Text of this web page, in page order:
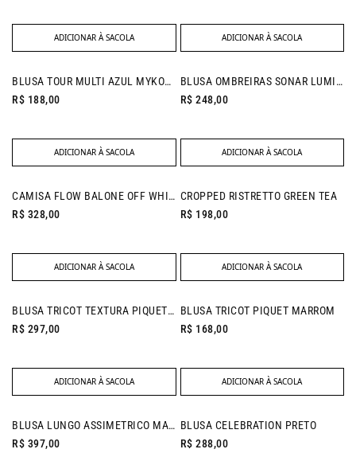
ADICIONAR À SACOLA ADICIONAR À SACOLA
NEW IN
BLUSA TOUR MULTI AZUL MYKONOS
R$ 188,00
ADICIONAR À SACOLA
NEW IN
BLUSA OMBREIRAS SONAR LUMINOUS BLUE
R$ 248,00
ADICIONAR À SACOLA
NEW IN
CAMISA FLOW BALONE OFF WHITE
R$ 328,00
ADICIONAR À SACOLA
CROPPED RISTRETTO GREEN TEA
R$ 198,00
ADICIONAR À SACOLA
BLUSA TRICOT TEXTURA PIQUET PRETO
R$ 297,00
ADICIONAR À SACOLA
NEW IN
BLUSA TRICOT PIQUET MARROM
R$ 168,00
ADICIONAR À SACOLA
BLUSA LUNGO ASSIMETRICO MARINHO
R$ 397,00
NEW IN
BLUSA CELEBRATION PRETO
R$ 288,00